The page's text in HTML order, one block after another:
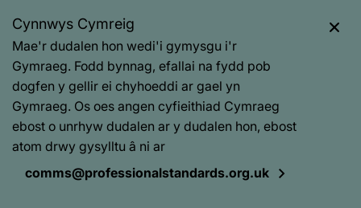
Cynnwys Cymreig
Mae'r dudalen hon wedi'i gymysgu i'r
Gymraeg. Fodd bynnag, efallai na fydd pob
dogfen y gellir ei chyhoeddi ar gael yn
Gymraeg. Os oes angen cyfieithiad Cymraeg
ebost o unrhyw dudalen ar y dudalen hon, ebost
atom drwy gysylltu â ni ar
comms@professionalstandards.org.uk